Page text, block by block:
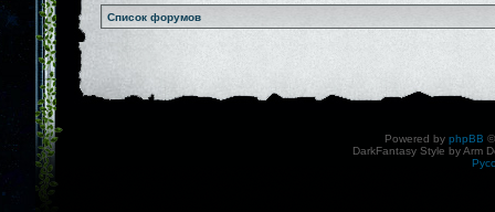
Список форумов
Powered by phpBB
DarkFantasy Style by Arm